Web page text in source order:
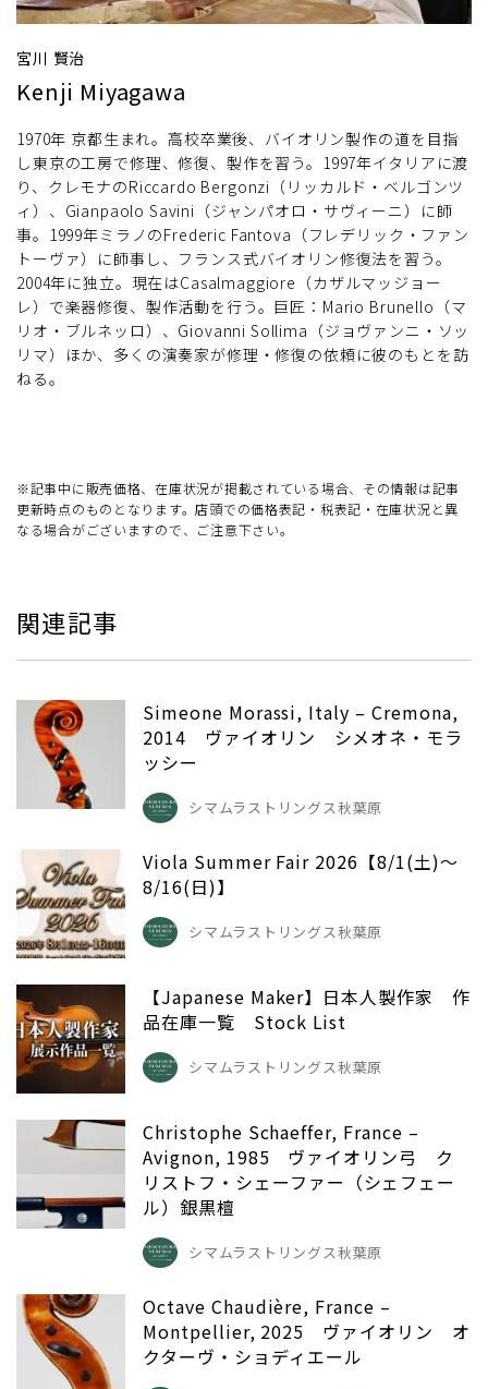
宮川 賢治
Kenji Miyagawa
1970年 京都生まれ。高校卒業後、バイオリン製作の道を目指
し東京の工房で修理、修復、製作を習う。1997年イタリアに渡
り、クレモナのRiccardo Bergonzi（リッカルド・ベルゴンツ
ィ）、Gianpaolo Savini（ジャンパオロ・サヴィーニ）に師
事。1999年ミラノのFrederic Fantova（フレデリック・ファン
トーヴァ）に師事し、フランス式バイオリン修復法を習う。
2004年に独立。現在はCasalmaggiore（カザルマッジョー
レ）で楽器修復、製作活動を行う。巨匠：Mario Brunello（マ
リオ・ブルネッロ）、Giovanni Sollima（ジョヴァンニ・ソッ
リマ）ほか、多くの演奏家が修理・修復の依頼に彼のもとを訪
ねる。
※記事中に販売価格、在庫状況が掲載されている場合、その情報は記事
更新時点のものとなります。店頭での価格表記・税表記・在庫状況と異
なる場合がございますので、ご注意下さい。
関連記事
Simeone Morassi, Italy – Cremona,
2014 ヴァイオリン シメオネ・モラ
ッシー
シマムラストリングス秋葉原
Viola Summer Fair 2026【8/1(土)～
8/16(日)】
シマムラストリングス秋葉原
【Japanese Maker】日本人製作家 作
品在庫一覧 Stock List
シマムラストリングス秋葉原
Christophe Schaeffer, France –
Avignon, 1985 ヴァイオリン弓 ク
リストフ・シェーファー（シェフェー
ル）銀黒檀
シマムラストリングス秋葉原
Octave Chaudière, France –
Montpellier, 2025 ヴァイオリン オ
クターヴ・ショディエール